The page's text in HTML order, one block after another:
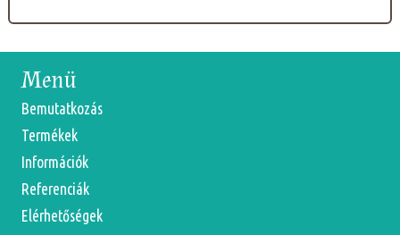
Menü
Bemutatkozás
Termékek
Információk
Referenciák
Elérhetőségek